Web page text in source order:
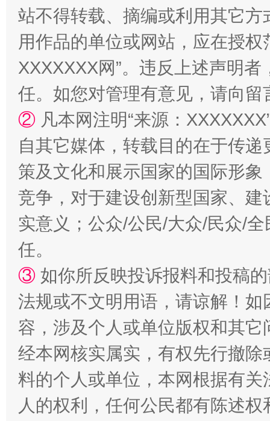
镜头丨大暑三秋近 山西：
如何以同查同治破解风腐交织难题 养老服
一颗心始终滚烫 还
站不得转载、摘编或利用其它
用作品的单位或网站，应在授
XXXXXXX网”。违反上述声明
任。如您对管理有意见，请向
② 凡本网注明“来源：
自其它媒体，转载目的在于传
策及文化和展示国家的国际形
竞争，对于建设创新型国家、
实意义；公众/公民/大众/民众/
任。
③ 如你所反映投诉报料和投稿
法规或不文明用语，请谅解！
容，涉及个人或单位版权和其它
经本网核实属实，有权先行撤
料的个人或单位，本网根据有
人的权利，任何公民都有陈述